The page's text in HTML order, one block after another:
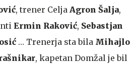
, trener Celja Agron Šalja,
Ermin Raković, Sebastjan
… Trenerja sta bila Mihajlo
, kapetan Domžal je bil